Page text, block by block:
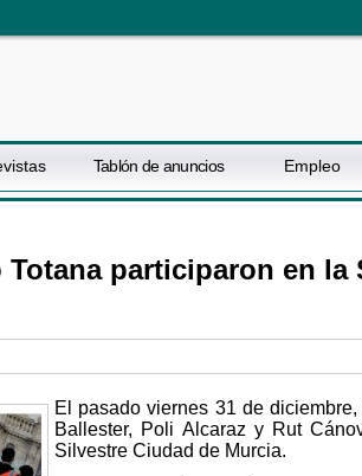
Tablón de anuncios Empleo
participaron en la
El pasado viernes 31 de
Ballester, Poli Alcaraz y Rut
Silvestre Ciudad de Murcia.